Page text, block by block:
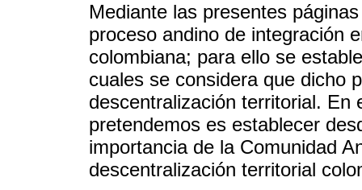
Mediante las presentes
proceso andino de integración
colombiana; para ello se
cuales se considera que dicho
descentralización territorial. En
pretendemos es establecer
importancia de la Comunidad
descentralización territorial